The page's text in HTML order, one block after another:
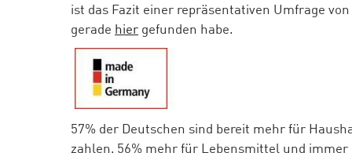
ist das Fazit einer repräsentativen Umfrage von
gerade hier gefunden habe.
57% der Deutschen sind bereit mehr für
zahlen, 56% mehr für Lebensmittel und